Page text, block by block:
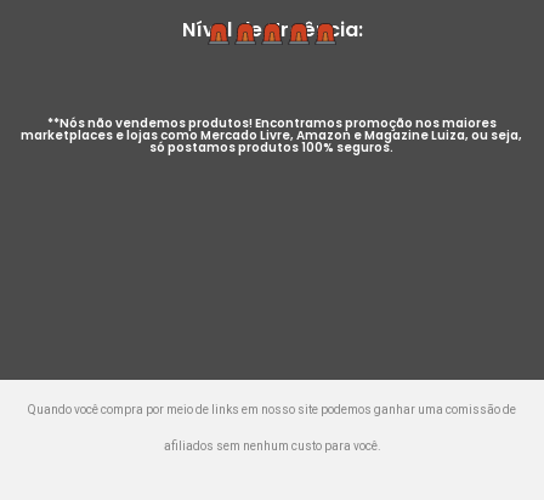
Nível de Urgência:
**Nós não vendemos produtos! Encontramos promoção nos maiores
marketplaces e lojas como Mercado Livre, Amazon e Magazine Luiza, ou seja,
só postamos produtos 100% seguros.
Quando você compra por meio de links em nosso site podemos ganhar uma comissão de
afiliados sem nenhum custo para você.